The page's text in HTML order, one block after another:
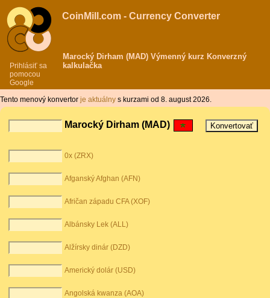
Prihlásiť sa
pomocou
Google
CoinMill.com - Currency Converter
Marocký Dirham (MAD) Výmenný kurz Konverzný
kalkulačka
Tento menový konvertor je aktuálny s kurzami od 8. august 2026.
Marocký Dirham (MAD)
0x (ZRX)
Afganský Afghan (AFN)
Afričan západu CFA (XOF)
Albánsky Lek (ALL)
Alžírsky dinár (DZD)
Americký dolár (USD)
Angolská kwanza (AOA)